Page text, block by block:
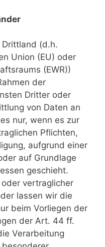
(d.h.
Union (EU) oder
(EWR))
der
Dritter oder
von Daten an
nur, wenn es zur
Pflichten,
aufgrund einer
auf Grundlage
geschieht.
vertraglicher
lassen wir die
beim Vorliegen der
der Art. 44 ff.
Verarbeitung